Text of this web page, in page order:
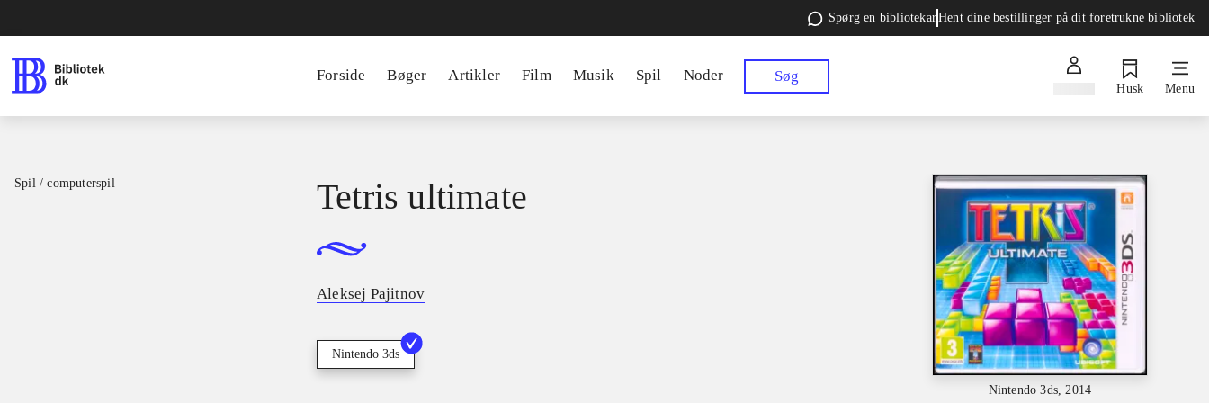
Spørg en bibliotekarHent dine bestillinger på dit foretrukne bibliotek
Forside Bøger Artikler Film Musik Spil Noder Søg
Husk Menu
Spil / computerspil
Nintendo 3ds, 2014
Tetris ultimate
Aleksej Pajitnov
Nintendo 3ds